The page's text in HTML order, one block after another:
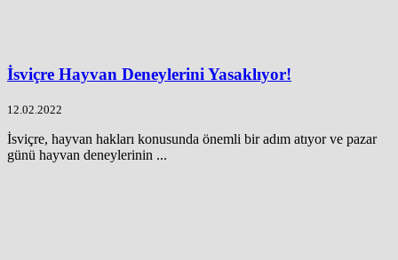
İsviçre Hayvan Deneylerini Yasaklıyor!
12.02.2022
İsviçre, hayvan hakları konusunda önemli bir adım atıyor ve pazar
günü hayvan deneylerinin ...